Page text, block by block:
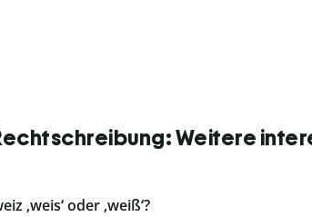
Weitere
‚weis‘ oder ‚weiß‘?